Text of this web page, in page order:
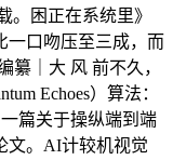
。困正在系统里》
一口吻压至三成，而
纂｜大 风 前不久，
Echoes）算法：
篇关于操纵端到端
文。AI计较机视觉